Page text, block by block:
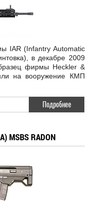
IAR (Infantry Automatic
в декабре 2009
фирмы Heckler &
на вооружение КМП
Подробнее
RADON